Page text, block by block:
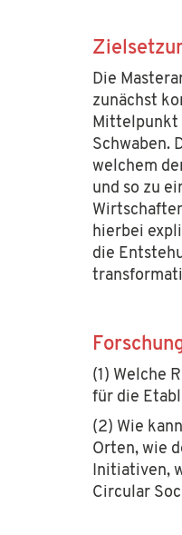
Die
zunächst
Mittelpunkt
Schwaben.
welchem
und so zu
hierbei
die
(1) Welche
für die
(2) Wie
Orten, wie
Initiativen,
Circular
Kontaktieren
Newsletter
Kontakt
Jobs